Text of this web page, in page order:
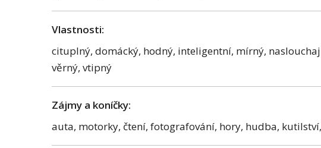
Vlastnosti:
cituplný, domácký, hodný, inteligentní, mírný,
věrný, vtipný
Zájmy a koníčky:
auta, motorky, čtení, fotografování, hory, hudba,